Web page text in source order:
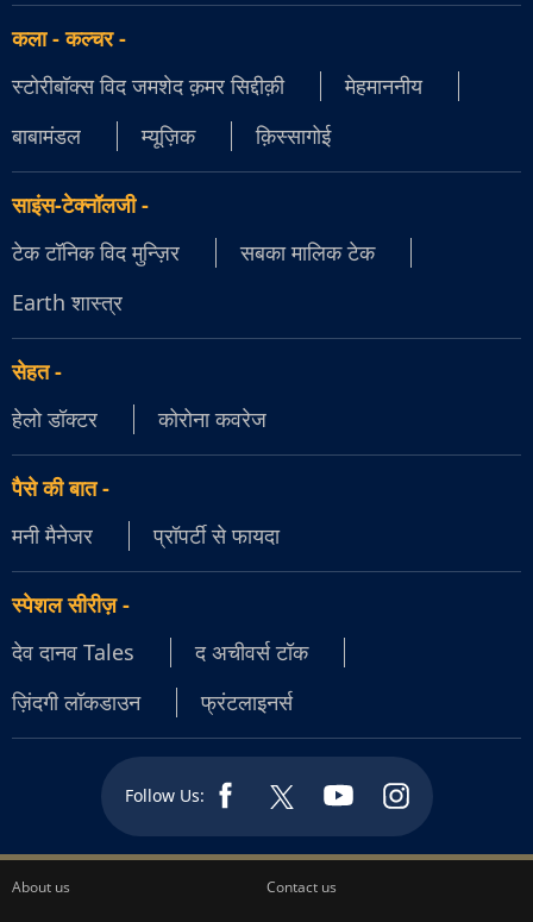
कला - कल्चर-
स्टोरीबॉक्स विद जमशेद क़मर सिद्दीक़ी
मेहमाननीय
बाबामंडल
म्यूज़िक क़िस्सागोई
साइंस-टेक्नॉलजी-
टेक टॉनिक विद मुन्ज़िर
सबका मालिक टेक
Earth शास्त्र
सेहत-
हेलो डॉक्टर
कोरोना कवरेज
पैसे की बात-
मनी मैनेजर
प्रॉपर्टी से फायदा
स्पेशल सीरीज़-
देव दानव Tales
द अचीवर्स टॉक
ज़िंदगी लॉकडाउन
फ्रंटलाइनर्स
Follow Us:
About us Contact us